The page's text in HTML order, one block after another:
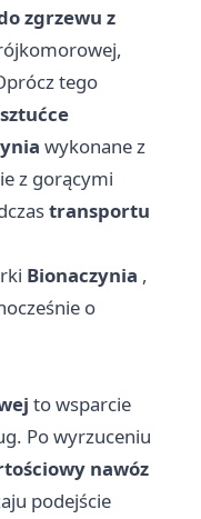
zgrzewu z
tego
sztućce
wykonane z
z gorącymi
transportu
Bionaczynia ,
o
to wsparcie
Po wyrzuceniu
nawóz
podejście